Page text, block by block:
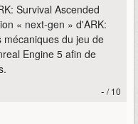
Survival Ascended
« next-gen » d'ARK:
du jeu de
Engine 5 afin de
- / 10